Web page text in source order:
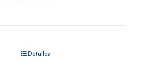
Detalles